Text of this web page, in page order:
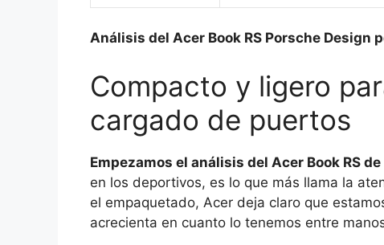
Análisis del Acer Book RS Porsche Design
Compacto y ligero
cargado de puertos
Empezamos el análisis del Acer Book RS
en los deportivos, es lo que más llama la
el empaquetado, Acer deja claro que
acrecienta en cuanto lo tenemos entre